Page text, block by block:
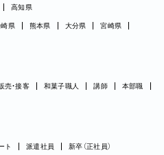
高知県
県 熊本県 大分県
宮崎県
売・接客 和菓子職人 講師
本部職
ト 派遣社員 新卒（正社員）